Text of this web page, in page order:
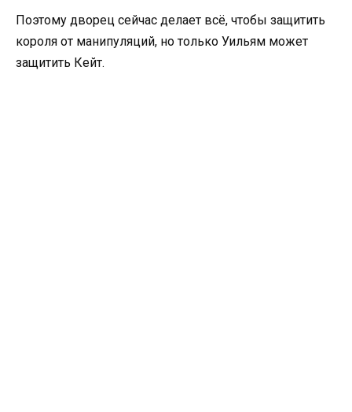
Поэтому дворец сейчас делает всё, чтобы защитить
короля от манипуляций, но только Уильям может
защитить Кейт.